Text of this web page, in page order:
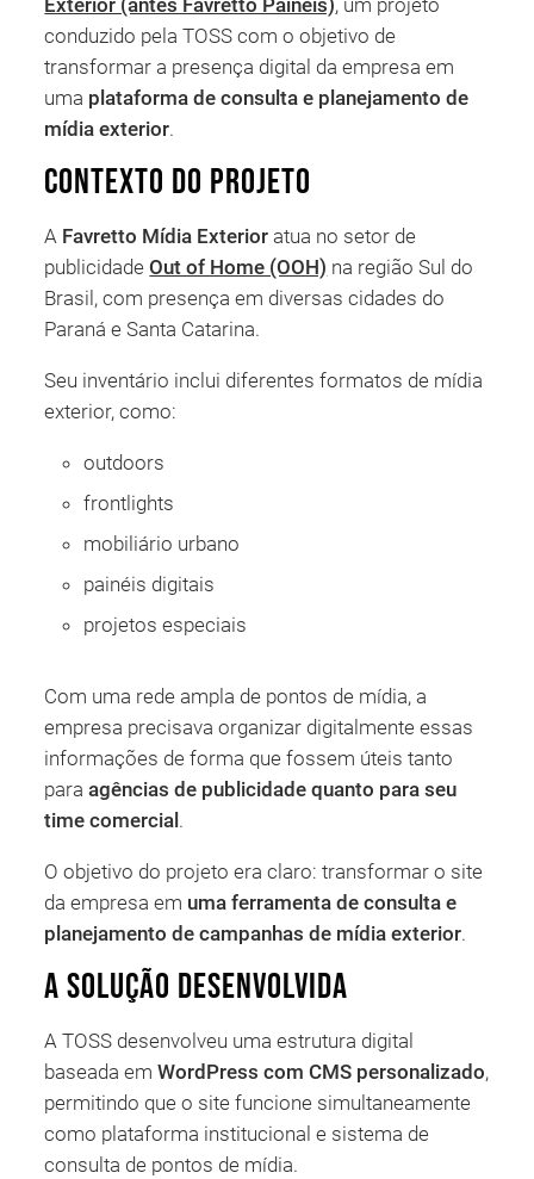
Exterior (antes Favretto Painéis), um projeto
conduzido pela TOSS com o objetivo de
transformar a presença digital da empresa em
uma plataforma de consulta e planejamento de
mídia exterior.
Contexto do projeto
A Favretto Mídia Exterior atua no setor de
publicidadeOut of Home (OOH) na região Sul do
Brasil, com presença em diversas cidades do
Paraná e Santa Catarina.
Seu inventário inclui diferentes formatos de mídia
exterior, como:
outdoors
frontlights
mobiliário urbano
painéis digitais
projetos especiais
Com uma rede ampla de pontos de mídia, a
empresa precisava organizar digitalmente essas
informações de forma que fossem úteis tanto
paraagências de publicidade quanto para seu
time comercial .
O objetivo do projeto era claro: transformar o site
da empresa em uma ferramenta de consulta e
planejamento de campanhas de mídia exterior.
A solução desenvolvida
A TOSS desenvolveu uma estrutura digital
baseada emWordPress com CMS personalizado,
permitindo que o site funcione simultaneamente
como plataforma institucional e sistema de
consulta de pontos de mídia.